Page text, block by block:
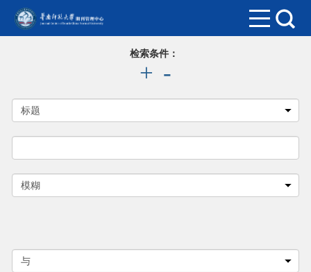
检索条件：
+ -